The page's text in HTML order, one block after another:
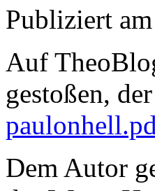
Publiziert am
Auf
gestoßen,
Dem Autor